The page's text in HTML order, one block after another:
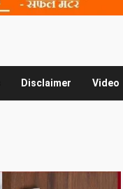
Disclaimer Video